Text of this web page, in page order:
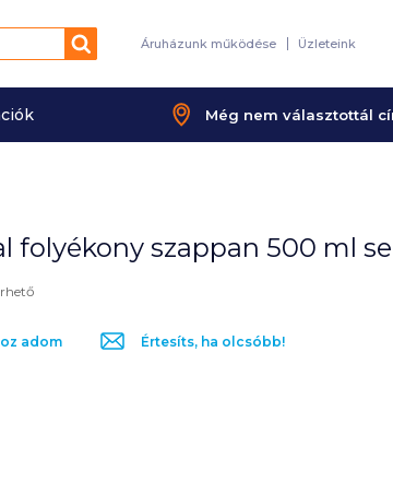
Keresés Áruházunk működése Üzleteink
Még nem választottál
folyékony szappan 500 ml
adom Értesíts, ha olcsóbb!